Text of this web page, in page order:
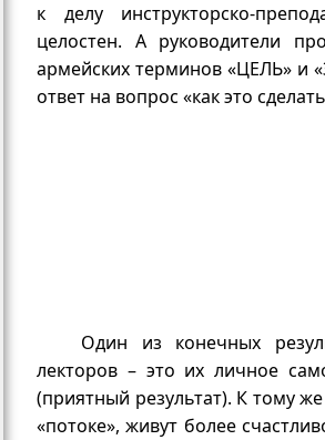
к делу инструкторско-
целостен. А руководители
армейских терминов «ЦЕЛЬ» и
ответ на вопрос «как это
Один из конечных
лекторов – это их личное
(приятный результат). К тому
«потоке», живут более